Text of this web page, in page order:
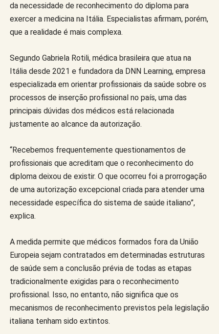
da necessidade de reconhecimento do diploma para
exercer a medicina na Itália. Especialistas afirmam, porém,
que a realidade é mais complexa.
Segundo Gabriela Rotili, médica brasileira que atua na
Itália desde 2021 e fundadora da DNN Learning, empresa
especializada em orientar profissionais da saúde sobre os
processos de inserção profissional no país, uma das
principais dúvidas dos médicos está relacionada
justamente ao alcance da autorização.
“Recebemos frequentemente questionamentos de
profissionais que acreditam que o reconhecimento do
diploma deixou de existir. O que ocorreu foi a prorrogação
de uma autorização excepcional criada para atender uma
necessidade específica do sistema de saúde italiano”,
explica.
A medida permite que médicos formados fora da União
Europeia sejam contratados em determinadas estruturas
de saúde sem a conclusão prévia de todas as etapas
tradicionalmente exigidas para o reconhecimento
profissional. Isso, no entanto, não significa que os
mecanismos de reconhecimento previstos pela legislação
italiana tenham sido extintos.